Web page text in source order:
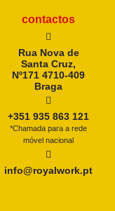
contactos
Rua Nova de
Santa Cruz,
Nº171 4710-409
Braga
+351 935 863 121
*Chamada para a rede
móvel nacional
info@royalwork.pt